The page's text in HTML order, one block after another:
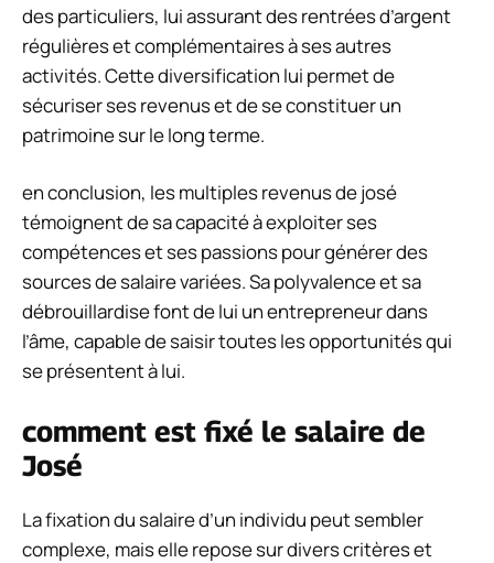
des particuliers, lui assurant des rentrées d’argent
régulières et complémentaires à ses autres
activités. Cette diversification lui permet de
sécuriser ses revenus et de se constituer un
patrimoine sur le long terme.
en conclusion, les multiples revenus de josé
témoignent de sa capacité à exploiter ses
compétences et ses passions pour générer des
sources de salaire variées. Sa polyvalence et sa
débrouillardise font de lui un entrepreneur dans
l’âme, capable de saisir toutes les opportunités qui
se présentent à lui.
comment est fixé le salaire de
José
La fixation du salaire d’un individu peut sembler
complexe, mais elle repose sur divers critères et